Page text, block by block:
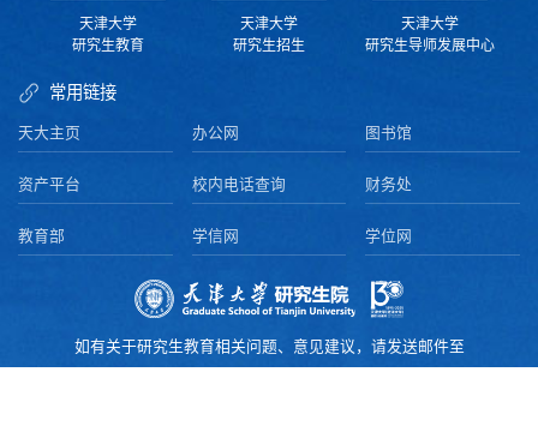
如有关于研究生教育相关问题、意见建议，请发送邮件至
天津大学
研究生教育
天津大学
研究生招生
天津大学
研究生导师发展中心
常用链接
天大主页 办公网 图书馆
资产平台 校内电话查询 财务处
教育部 学信网 学位网